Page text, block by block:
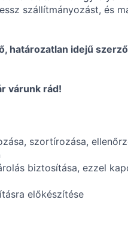
szállítmányozást, és
határozatlan idejű
várunk rád!
szortírozása,
biztosítása, ezzel
előkészítése